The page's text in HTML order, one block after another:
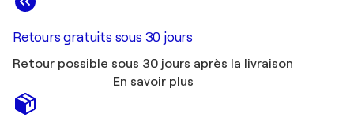
Retours gratuits sous 30 jours
Retour possible sous 30 jours après la livraison
En savoir plus